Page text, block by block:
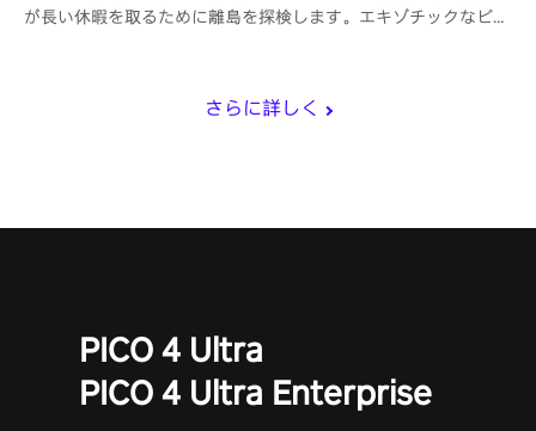
さらに詳しく
が長い休暇を取るために離島を探検します。エキゾチックなビー
PICO 4 Ultra
PICO 4 Ultra Enterprise